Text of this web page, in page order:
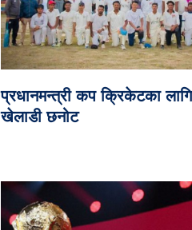
प्रधानमन्त्री कप क्रिकेटका लागि
खेलाडी छनोट